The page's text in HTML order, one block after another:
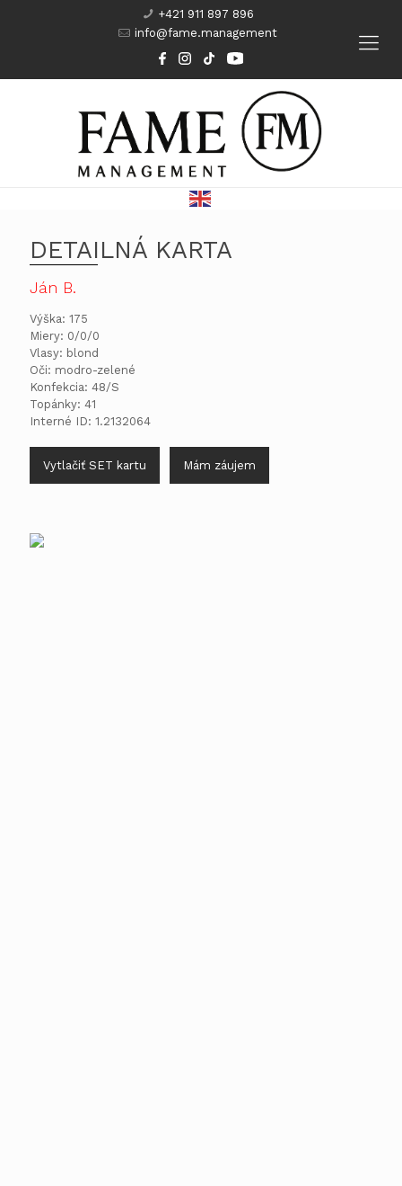
+421 911 897 896
info@fame.management
DETAILNÁ KARTA
Ján B.
Výška: 175
Miery: 0/0/0
Vlasy: blond
Oči: modro-zelené
Konfekcia: 48/S
Topánky: 41
Interné ID: 1.2132064
Vytlačiť SET kartu Mám záujem
Herci